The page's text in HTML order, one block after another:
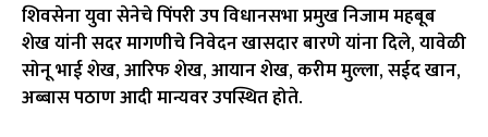
शिवसेना युवा सेनेचे पिंपरी उप विधानसभा प्रमुख निजाम महबूब
शेख यांनी सदर मागणीचे निवेदन खासदार बारणे यांना दिले, यावेळी
सोनू भाई शेख, आरिफ शेख, आयान शेख, करीम मुल्ला, सईद खान,
अब्बास पठाण आदी मान्यवर उपस्थित होते.